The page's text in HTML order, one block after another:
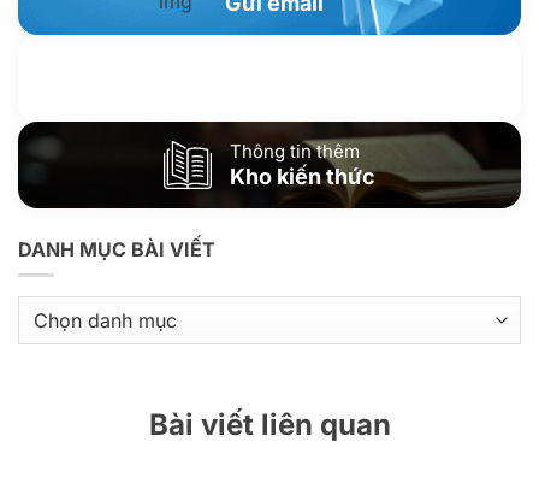
Thông tin thêm
Kho kiến thức
DANH MỤC BÀI VIẾT
mục
bài
Bài viết liên quan